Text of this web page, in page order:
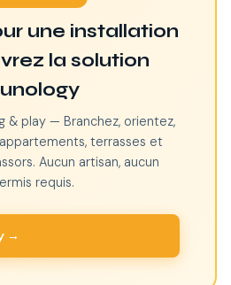
une installation
la solution
& play — Branchez, orientez,
terrasses et
Aucun artisan, aucun
requis.
→